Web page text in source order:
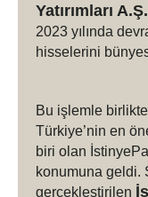
Yatırımları
2023 yılında
hisselerini
Bu işlemle
Türkiye’nin en
biri olan
konumuna geldi.
gerçekleştirilen